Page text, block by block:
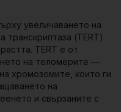
увеличаването на
транскриптаза (TERT)
TERT е от
на теломерите —
хромозомите, които ги
на
и свързаните с